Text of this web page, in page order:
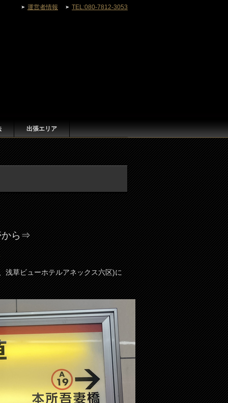
出張エリア
から⇒
浅草ビューホテルアネックス六区)に
運営者情報 TEL:080-7812-3053